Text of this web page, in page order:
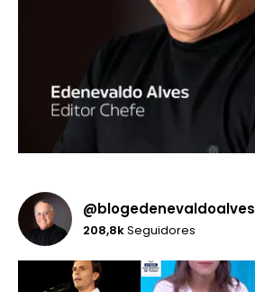
@blogedenevaldoalves
208,8kSeguidores